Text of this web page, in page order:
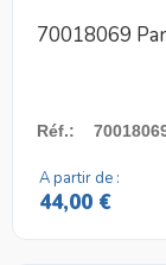
70018069
Réf.:
A partir de :
44,00 €